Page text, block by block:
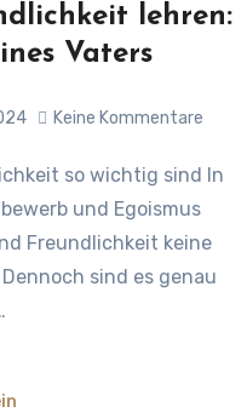
lehren:
Vaters
Keine Kommentare
und Egoismus
Freundlichkeit keine
sind es genau